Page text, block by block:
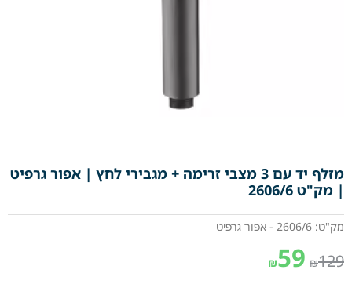
מזלף יד עם 3 מצבי זרימה + מגבירי לחץ | אפור גרפיט
| מק"ט 2606/6
מק"ט: 2606/6 - אפור גרפיט
₪129
₪59